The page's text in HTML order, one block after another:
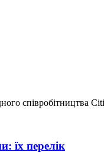
співробітництва
їх перелік